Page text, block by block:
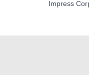
Impress